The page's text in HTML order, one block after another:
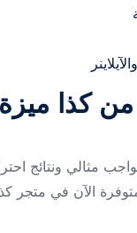
كذا ميزة
مثالي ونتائج
الآن في متجر